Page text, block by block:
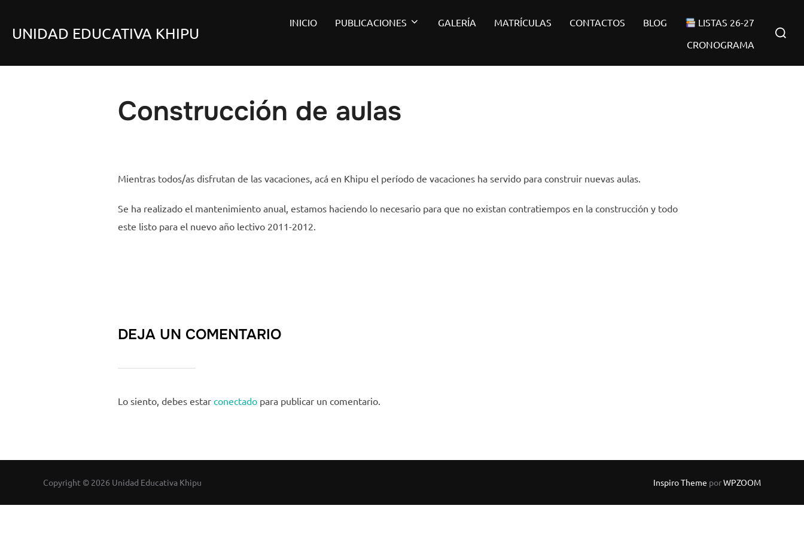
contenido
UNIDAD EDUCATIVA KHIPU
INICIO PUBLICACIONES GALERÍA MATRÍCULAS CONTACTOS BLOG
LISTAS 26-27
CRONOGRAMA
Buscar:
Construcción de aulas
Mientras todos/as disfrutan de las vacaciones, acá en Khipu el período de vacaciones ha servido para construir nuevas aulas.
Se ha realizado el mantenimiento anual, estamos haciendo lo necesario para que no existan contratiempos en la construcción y todo
este listo para el nuevo año lectivo 2011-2012.
DEJA UN COMENTARIO
Lo siento, debes estar conectado para publicar un comentario.
Copyright © 2026 Unidad Educativa Khipu Inspiro Theme porWPZOOM